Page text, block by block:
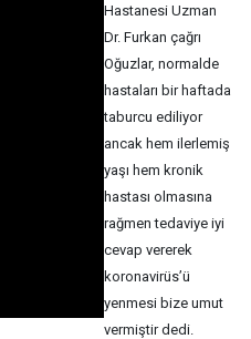
Hastanesi Uzman
Dr. Furkan çağrı
Oğuzlar, normalde
hastaları bir haftada
taburcu ediliyor
ancak hem ilerlemiş
yaşı hem kronik
hastası olmasına
rağmen tedaviye iyi
cevap vererek
koronavirüs’ü
yenmesi bize umut
vermiştir dedi.